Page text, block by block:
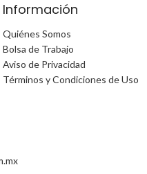
Información
Quiénes Somos
Bolsa de Trabajo
Aviso de Privacidad
Términos y Condiciones de Uso